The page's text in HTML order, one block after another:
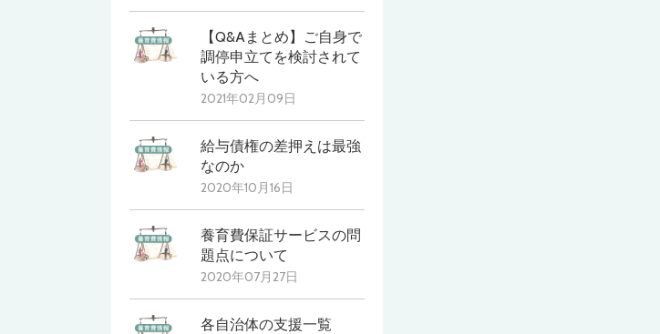
【Q&Aまとめ】ご自身で
調停申立てを検討されて
いる方へ
2021年02月09日
給与債権の差押えは最強
なのか
2020年10月16日
養育費保証サービスの問
題点について
2020年07月27日
各自治体の支援一覧